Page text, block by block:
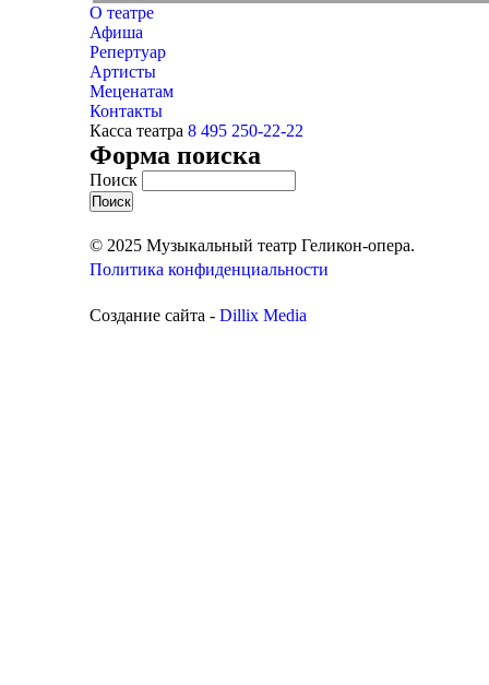
О театре
Афиша
Репертуар
Артисты
Меценатам
Контакты
Касса театра 8 495 250-22-22
Форма поиска
Поиск
© 2025 Музыкальный театр Геликон-опера.
Политика конфиденциальности
Создание сайта - Dillix Media